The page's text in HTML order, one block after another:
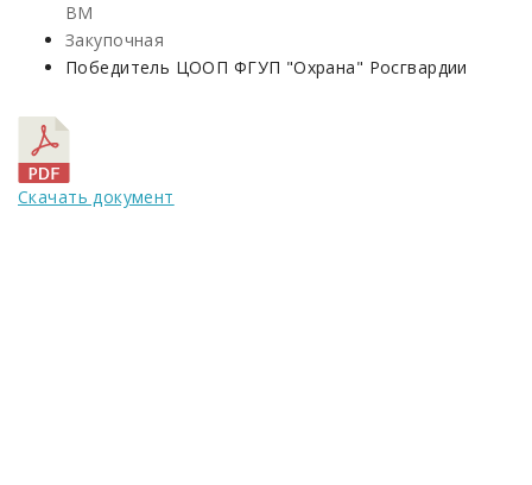
ВМ
Закупочная
Победитель ЦООП ФГУП "Охрана" Росгвардии
Скачать документ